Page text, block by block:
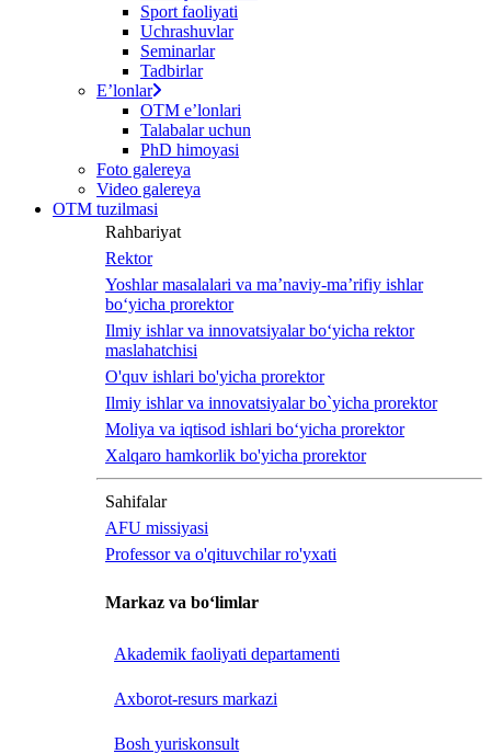
content.
Sport faoliyati
Uchrashuvlar
Seminarlar
Tadbirlar
Eʼlonlar
OTM eʼlonlari
Talabalar uchun
PhD himoyasi
Foto galereya
Video galereya
OTM tuzilmasi
Rahbariyat
Rektor
Yoshlar masalalari va ma’naviy-ma’rifiy ishlar
bo‘yicha prorektor
Ilmiy ishlar va innovatsiyalar bo‘yicha rektor
maslahatchisi
O'quv ishlari bo'yicha prorektor
Ilmiy ishlar va innovatsiyalar bo`yicha prorektor
Moliya va iqtisod ishlari bo‘yicha prorektor
Xalqaro hamkorlik bo'yicha prorektor
Sahifalar
AFU missiyasi
Professor va o'qituvchilar ro'yxati
Markaz va bo‘limlar
Akademik faoliyati departamenti
Axborot-resurs markazi
Bosh yuriskonsult